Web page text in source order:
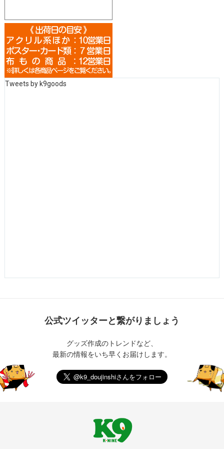
Tweets by k9goods
公式ツイッターと繋がりましょう
グッズ作成のトレンドなど、
最新の情報をいち早くお届けします。